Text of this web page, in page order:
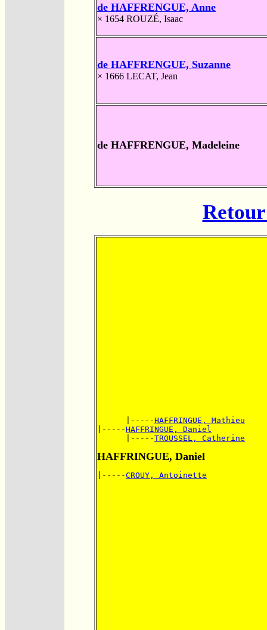
de HAFFRENGUE, Anne
× 1654 ROUZÉ, Isaac
de HAFFRENGUE, Suzanne
× 1666 LECAT, Jean
de HAFFRENGUE, Madeleine
      |-----
HAFFRINGUE, Mathieu
|-----HAFFRINGUE, Daniel
      |-----
TROUSSEL, Catherine
HAFFRINGUE, Daniel
|-----CROUY, Antoinette